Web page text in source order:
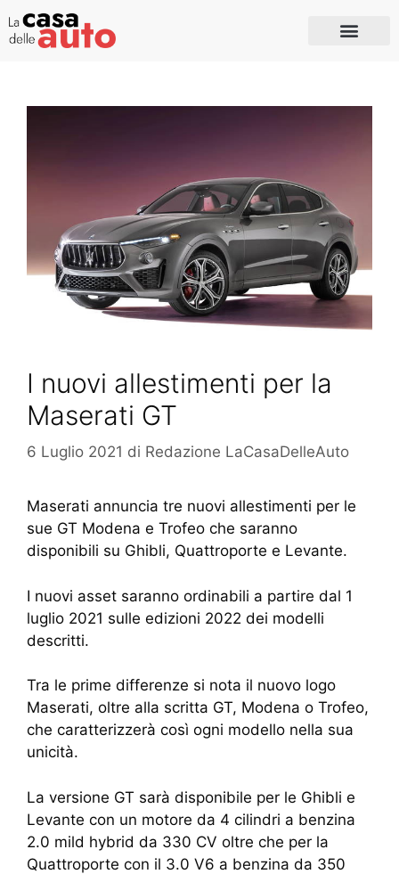
I nuovi allestimenti per la
Maserati GT
6 Luglio 2021 di Redazione LaCasaDelleAuto
Maserati annuncia tre nuovi allestimenti per le
sue GT Modena e Trofeo che saranno
disponibili su Ghibli, Quattroporte e Levante.
I nuovi asset saranno ordinabili a partire dal 1
luglio 2021 sulle edizioni 2022 dei modelli
descritti.
Tra le prime differenze si nota il nuovo logo
Maserati, oltre alla scritta GT, Modena o Trofeo,
che caratterizzerà così ogni modello nella sua
unicità.
La versione GT sarà disponibile per le Ghibli e
Levante con un motore da 4 cilindri a benzina
2.0 mild hybrid da 330 CV oltre che per la
Quattroporte con il 3.0 V6 a benzina da 350